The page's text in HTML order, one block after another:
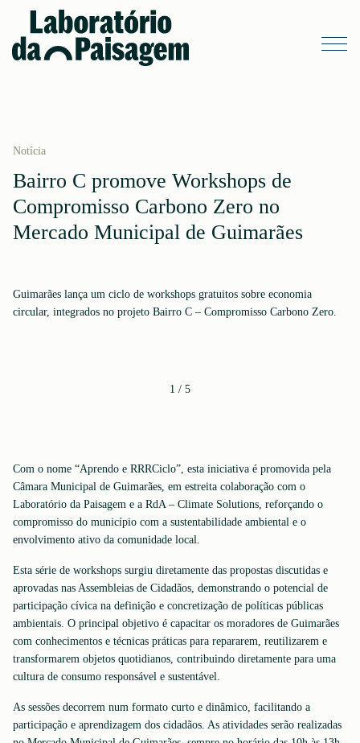
Notícia
Bairro C promove Workshops de
Compromisso Carbono Zero no
Mercado Municipal de Guimarães
Guimarães lança um ciclo de workshops gratuitos sobre economia
circular, integrados no projeto Bairro C – Compromisso Carbono Zero.
1 / 5
Com o nome “Aprendo e RRRCiclo”, esta iniciativa é promovida pela
Câmara Municipal de Guimarães, em estreita colaboração com o
Laboratório da Paisagem e a RdA – Climate Solutions, reforçando o
compromisso do município com a sustentabilidade ambiental e o
envolvimento ativo da comunidade local.
Esta série de workshops surgiu diretamente das propostas discutidas e
aprovadas nas Assembleias de Cidadãos, demonstrando o potencial de
participação cívica na definição e concretização de políticas públicas
ambientais. O principal objetivo é capacitar os moradores de Guimarães
com conhecimentos e técnicas práticas para repararem, reutilizarem e
transformarem objetos quotidianos, contribuindo diretamente para uma
cultura de consumo responsável e sustentável.
As sessões decorrem num formato curto e dinâmico, facilitando a
participação e aprendizagem dos cidadãos. As atividades serão realizadas